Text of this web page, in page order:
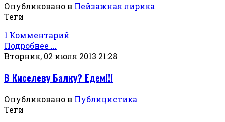
Опубликовано в Пейзажная лирика
Теги
1 Комментарий
Подробнее ...
Вторник, 02 июля 2013 21:28
В Киселеву Балку? Едем!!!
Опубликовано в Публицистика
Теги